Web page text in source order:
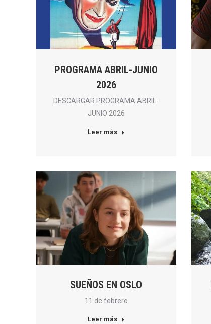
PROGRAMA ABRIL-JUNIO
2026
DESCARGAR PROGRAMA ABRIL-
JUNIO 2026
Leer más
SUEÑOS EN OSLO
11 de febrero
Leer más